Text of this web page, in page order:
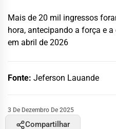
Mais de 20 mil ingressos
hora, antecipando a força e
em abril de 2026
Fonte: Jeferson Lauande
3 De Dezembro De 2025
Compartilhar